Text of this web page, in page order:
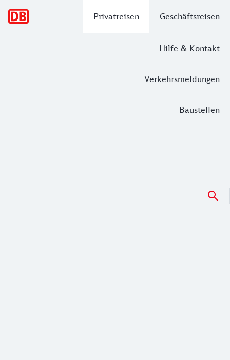
Privatreisen Geschäftsreisen
Hilfe & Kontakt
Verkehrsmeldungen
Baustellen